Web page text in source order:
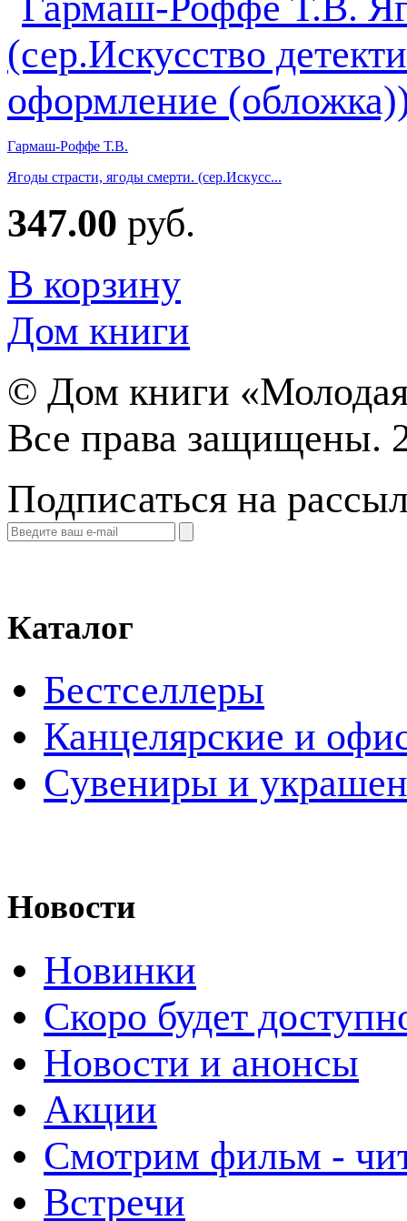
Гармаш-Роффе Т.В.
Ягоды страсти, ягоды смерти. (сер.Искусс...
347.00 руб.
В корзину
Дом книги
© Дом книги
Все права защищены.
Подписаться на
Каталог
Бестселлеры
Канцелярские и
Cувениры и
Новости
Новинки
Скоро будет
Новости и анонсы
Акции
Смотрим фильм -
Встречи